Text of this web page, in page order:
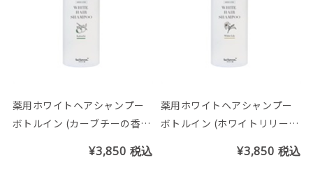
薬用ホワイトヘアシャンプー
ボトルイン (カーブチーの香
¥3,850 税込
薬用ホワイトヘアシャンプー
ボトルイン (ホワイトリリーの
¥3,850 税込